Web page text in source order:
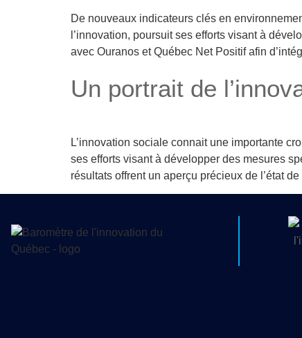
De nouveaux indicateurs clés en
l’innovation, poursuit ses efforts visant à
avec Ouranos et Québec Net Positif afin
Un portrait de
L’innovation sociale connait une importante
ses efforts visant à développer des mesures
résultats offrent un aperçu précieux de l’état